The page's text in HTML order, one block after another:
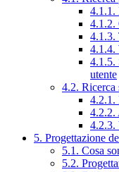
4.1.1.
4.1.2.
4.1.3.
4.1.4.
4.1.5.
utente
4.2. Ricerca
4.2.1.
4.2.2.
4.2.3.
5. Progettazione
5.1. Cosa
5.2.